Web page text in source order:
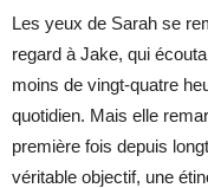
Les yeux de Sarah se
regard à Jake, qui
moins de vingt-quatre
quotidien. Mais elle
première fois depuis
véritable objectif, une